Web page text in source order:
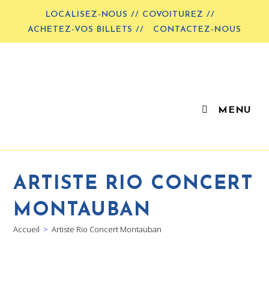
LOCALISEZ-NOUS // COVOITUREZ //
ACHETEZ-VOS BILLETS //
CONTACTEZ-NOUS
MENU
ARTISTE RIO CONCERT
MONTAUBAN
Accueil > Artiste Rio Concert Montauban